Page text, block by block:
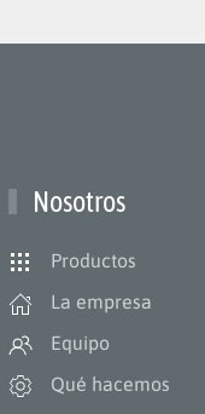
Nosotros
Productos
La empresa
Equipo
Qué hacemos